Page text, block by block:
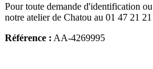
Pour toute demande d'identification
notre atelier de Chatou au 01 47 21
Référence : AA-4269995